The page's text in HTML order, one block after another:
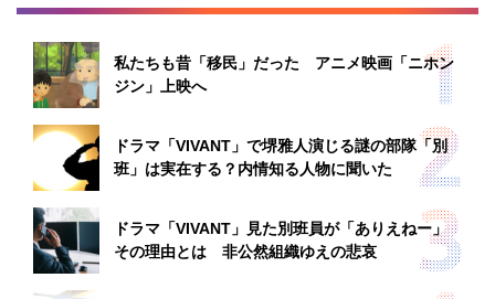
私たちも昔「移民」だった アニメ映画「ニホン
ジン」上映へ
ドラマ「VIVANT」で堺雅人演じる謎の部隊「別
班」は実在する？内情知る人物に聞いた
ドラマ「VIVANT」見た別班員が「ありえねー」
その理由とは 非公然組織ゆえの悲哀